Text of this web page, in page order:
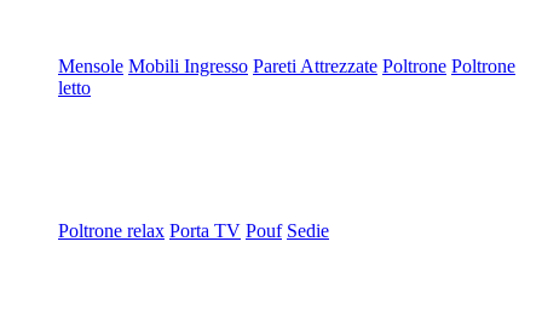
Mensole Mobili Ingresso Pareti Attrezzate Poltrone Poltrone
letto
Poltrone relax Porta TV Pouf Sedie